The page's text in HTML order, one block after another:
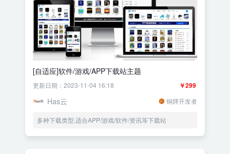
[自适应]软件/游戏/APP下载站主题
￥299
更新日期：2023-11-04 16:18
Has云 铜牌开发者
多种下载类型,适合APP/游戏/软件/资讯等下载站